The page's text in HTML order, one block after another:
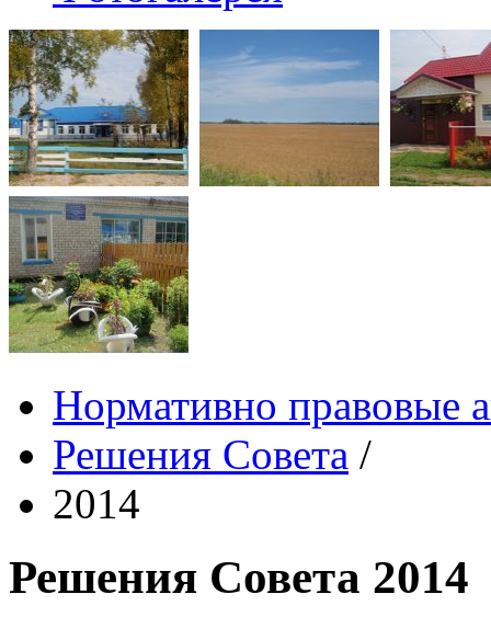
Нормативно правовые
Решения Совета /
2014
Решения Совета 2014